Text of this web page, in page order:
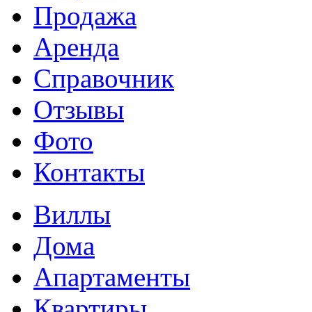
Продажа
Аренда
Справочник
Отзывы
Фото
Контакты
Виллы
Дома
Апартаменты